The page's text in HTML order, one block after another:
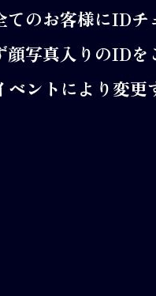
てのお客様にIDチ
顔写真入りのIDを
ベントにより変更